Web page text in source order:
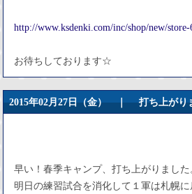
http://www.ksdenki.com/inc/shop/new/
お待ちしております☆
2015年02月27日（金） ｜打ち上がり
早い！春季キャンプ、打ち上がりました
明日の練習試合を消化して１軍は札幌に